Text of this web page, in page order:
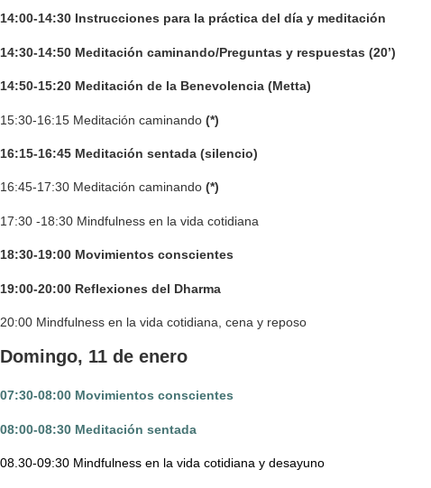
14:00-14:30 Instrucciones para la práctica del día y meditación
14:30-14:50 Meditación caminando/Preguntas y respuestas (20’)
14:50-15:20 Meditación de la Benevolencia (Metta)
15:30-16:15 Meditación caminando (*)
16:15-16:45 Meditación sentada (silencio)
16:45-17:30 Meditación caminando (*)
17:30 -18:30 Mindfulness en la vida cotidiana
18:30-19:00 Movimientos conscientes
19:00-20:00 Reflexiones del Dharma
20:00 Mindfulness en la vida cotidiana, cena y reposo
Domingo, 11 de enero
07:30-08:00 Movimientos conscientes
08:00-08:30 Meditación sentada
08.30-09:30 Mindfulness en la vida cotidiana y desayuno